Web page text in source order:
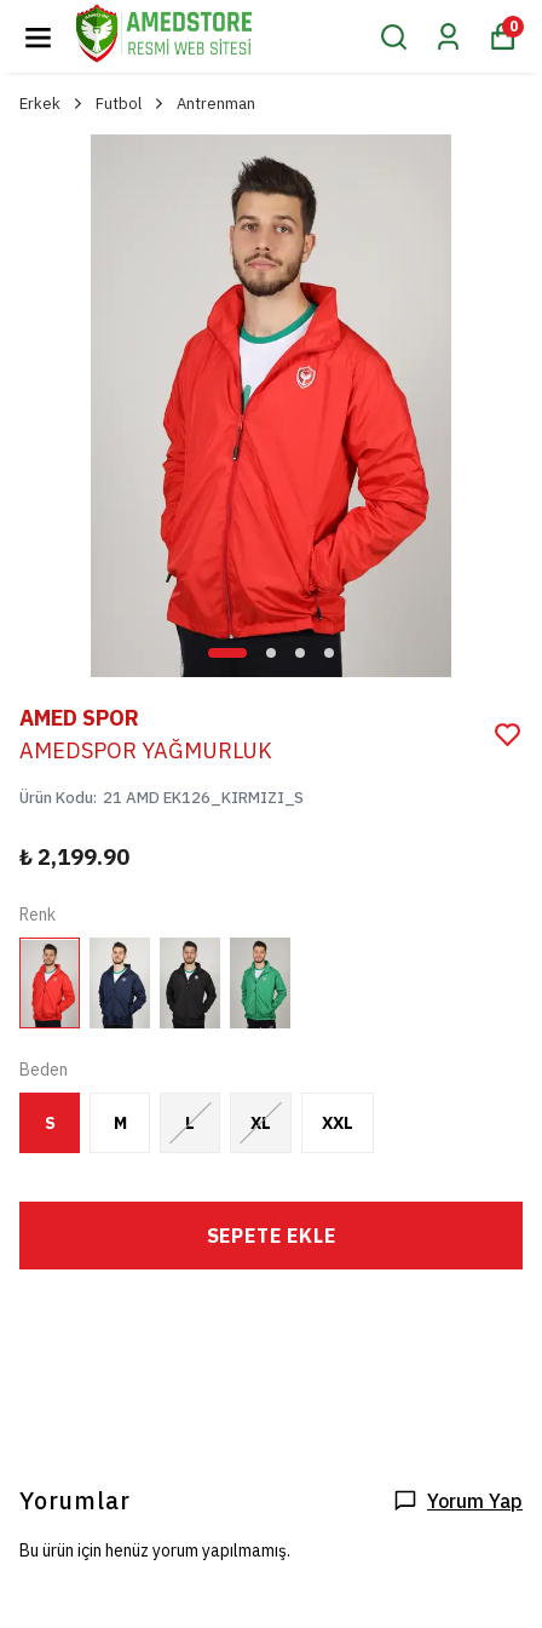
0
Erkek Futbol Antrenman
AMED SPOR
AMEDSPOR YAĞMURLUK
Ürün Kodu: 21 AMD EK126_KIRMIZI_S
₺ 2,199.90
Renk
Beden
S M L XL XXL
SEPETE EKLE
Yorumlar Yorum Yap
Bu ürün için henüz yorum yapılmamış.